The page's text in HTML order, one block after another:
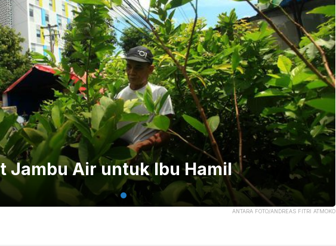
ANTARA FOTO/ANDREAS FITRI ATMOKO
Jambu Air untuk Ibu Hamil